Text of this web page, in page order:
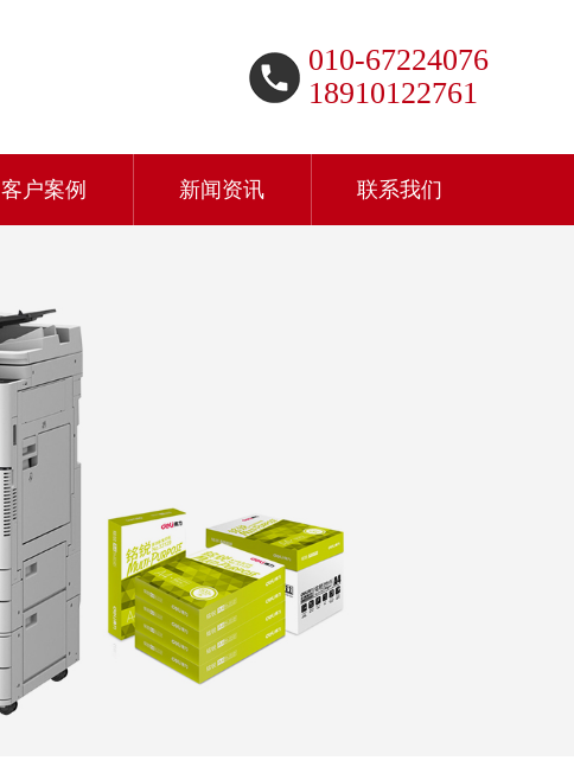
010-67224076
18910122761
客户案例 新闻资讯 联系我们